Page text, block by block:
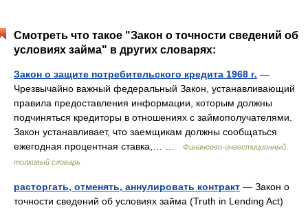
Смотреть что такое "Закон о точности сведений об
условиях займа" в других словарях:
Закон о защите потребительского кредита 1968 г. —
Чрезвычайно важный федеральный Закон, устанавливающий
правила предоставления информации, которым должны
подчиняться кредиторы в отношениях с займополучателями.
Закон устанавливает, что заемщикам должны сообщаться
ежегодная процентная ставка,… …
Финансово-инвестиционный
толковый словарь
расторгать, отменять, аннулировать контракт — Закон о
точности сведений об условиях займа (Truth in Lending Act)